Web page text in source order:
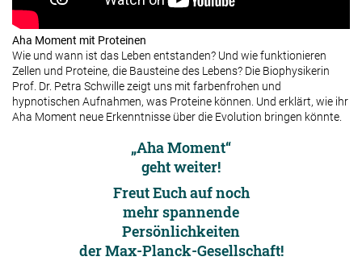
Aha Moment mit Proteinen
Wie und wann ist das Leben entstanden? Und wie funktionieren
Zellen und Proteine, die Bausteine des Lebens? Die Biophysikerin
Prof. Dr. Petra Schwille zeigt uns mit farbenfrohen und
hypnotischen Aufnahmen, was Proteine können. Und erklärt, wie ihr
Aha Moment neue Erkenntnisse über die Evolution bringen könnte.
„Aha Moment“
geht weiter!
Freut Euch auf noch
mehr spannende
Persönlichkeiten
der Max-Planck-Gesellschaft!